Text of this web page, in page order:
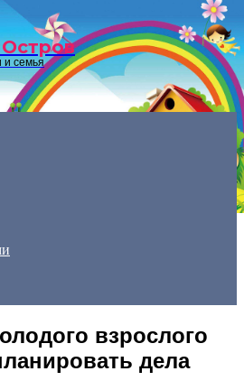
Menu
и семья
взрослого
дела